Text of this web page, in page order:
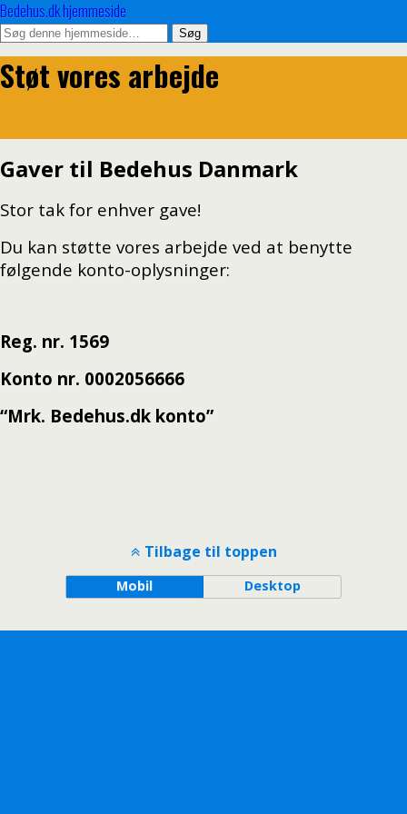
Bedehus.dk hjemmeside
Støt vores arbejde
Gaver til Bedehus Danmark
Stor tak for enhver gave!
Du kan støtte vores arbejde ved at benytte
følgende konto-oplysninger:
Reg. nr. 1569
Konto nr. 0002056666
“Mrk. Bedehus.dk konto”
Tilbage til toppen
Mobil Desktop